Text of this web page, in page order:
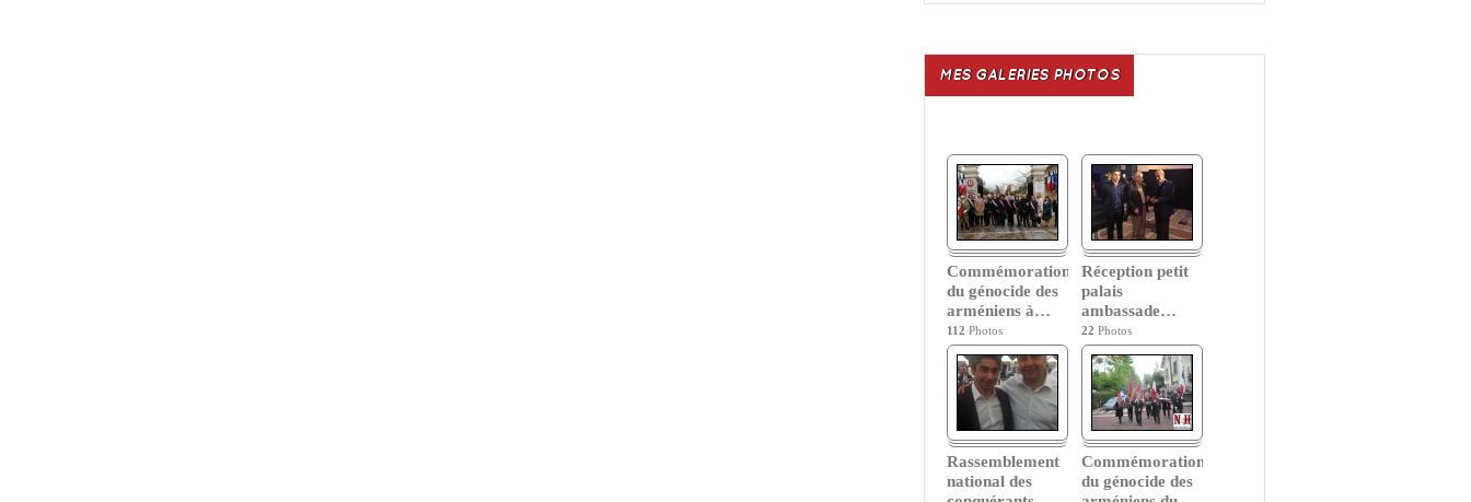
MES GALERIES PHOTOS
Commémoration
du génocide des
arméniens à…
112 Photos
Réception petit
palais
ambassade…
22 Photos
Rassemblement
national des
Commémoration
du génocide des